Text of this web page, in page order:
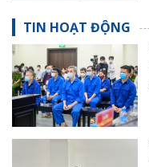
TIN HOẠT ĐỘNG